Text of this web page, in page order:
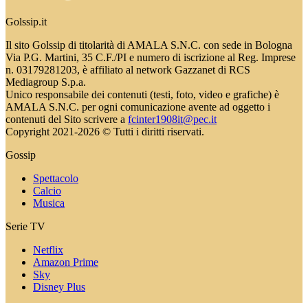
Golssip.it
Il sito Golssip di titolarità di AMALA S.N.C. con sede in Bologna
Via P.G. Martini, 35 C.F./PI e numero di iscrizione al Reg. Imprese
n. 03179281203, è affiliato al network Gazzanet di RCS
Mediagroup S.p.a.
Unico responsabile dei contenuti (testi, foto, video e grafiche) è
AMALA S.N.C. per ogni comunicazione avente ad oggetto i
contenuti del Sito scrivere a fcinter1908it@pec.it
Copyright 2021-2026 © Tutti i diritti riservati.
Gossip
Spettacolo
Calcio
Musica
Serie TV
Netflix
Amazon Prime
Sky
Disney Plus